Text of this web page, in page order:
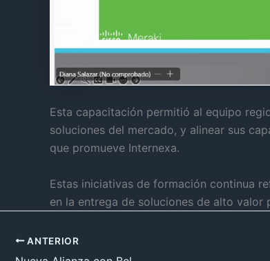
Esta capacitación permitió al equipo
soluciones del mercado, y alinear sus
que promueve Internexa.
Estas iniciativas de formación continua
en la entrega de soluciones de alto valor
ANTERIOR